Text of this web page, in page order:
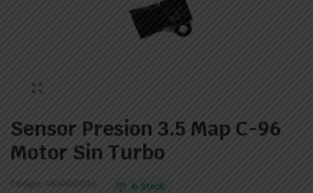
Sensor Presion 3.5 Map C-96
Motor Sin Turbo
Código: 463000026 In Stock